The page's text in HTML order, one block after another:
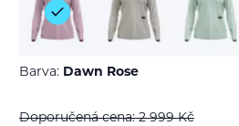
Barva: Dawn Rose
Doporučená cena: 2 999Kč